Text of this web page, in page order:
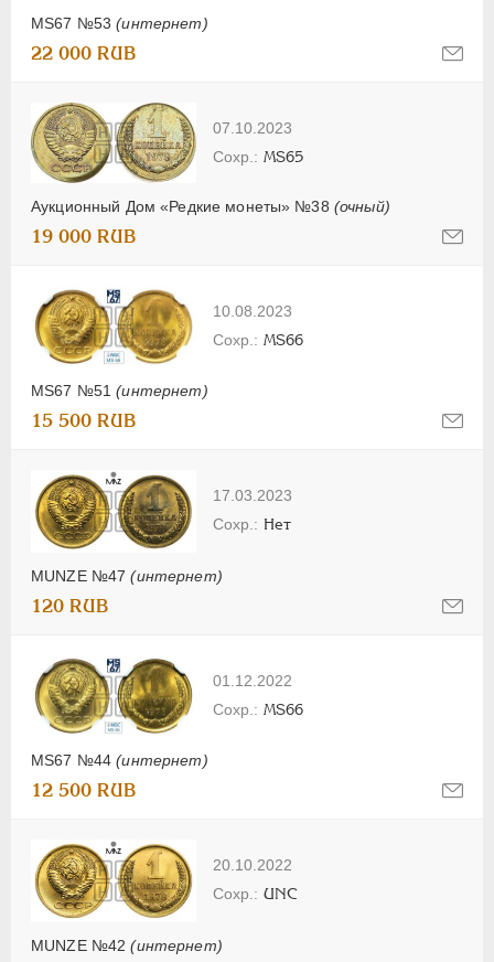
MS67 №53(интернет)
22 000 RUB
07.10.2023
Аукционный Дом «Редкие монеты» №38 (очный)
MS65
19 000 RUB
10.08.2023
MS67 №51(интернет)
MS66
15 500 RUB
17.03.2023
MUNZE №47(интернет)
Нет
120 RUB
01.12.2022
MS67 №44(интернет)
MS66
12 500 RUB
20.10.2022
MUNZE №42(интернет)
UNC